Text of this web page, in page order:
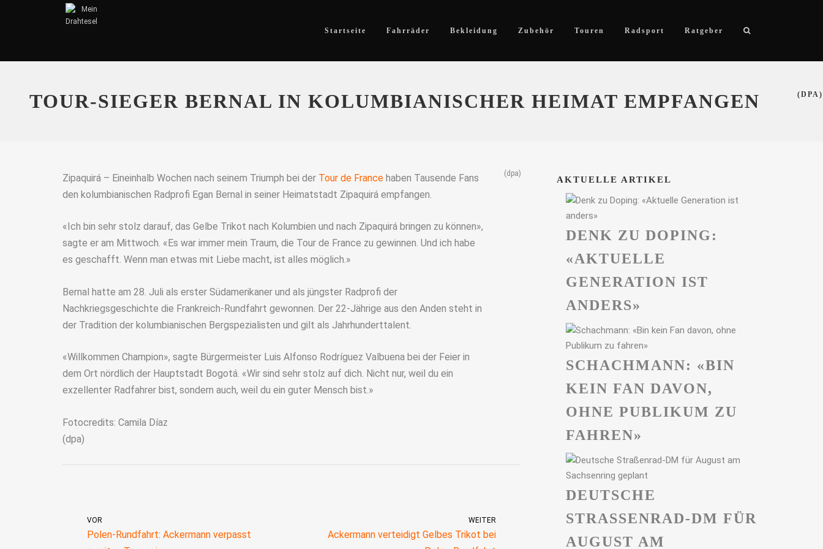
Startseite Fahrräder Bekleidung Zubehör Touren Radsport Ratgeber
TOUR-SIEGER BERNAL IN KOLUMBIANISCHER HEIMAT EMPFANGEN (DPA)
Zipaquirá – Eineinhalb Wochen nach seinem Triumph bei der Tour de France haben Tausende Fans
den kolumbianischen Radprofi Egan Bernal in seiner Heimatstadt Zipaquirá empfangen.
«Ich bin sehr stolz darauf, das Gelbe Trikot nach Kolumbien und nach Zipaquirá bringen zu können»,
sagte er am Mittwoch. «Es war immer mein Traum, die Tour de France zu gewinnen. Und ich habe
es geschafft. Wenn man etwas mit Liebe macht, ist alles möglich.»
Bernal hatte am 28. Juli als erster Südamerikaner und als jüngster Radprofi der
Nachkriegsgeschichte die Frankreich-Rundfahrt gewonnen. Der 22-Jährige aus den Anden steht in
der Tradition der kolumbianischen Bergspezialisten und gilt als Jahrhunderttalent.
«Willkommen Champion», sagte Bürgermeister Luis Alfonso Rodríguez Valbuena bei der Feier in
dem Ort nördlich der Hauptstadt Bogotá. «Wir sind sehr stolz auf dich. Nicht nur, weil du ein
exzellenter Radfahrer bist, sondern auch, weil du ein guter Mensch bist.»
Fotocredits: Camila Díaz
(dpa)
(dpa)
VOR
Polen-Rundfahrt: Ackermann verpasst
WEITER
Ackermann verteidigt Gelbes Trikot bei
AKTUELLE ARTIKEL
DENK ZU DOPING:
«AKTUELLE
GENERATION IST
ANDERS»
SCHACHMANN: «BIN
KEIN FAN DAVON,
OHNE PUBLIKUM ZU
FAHREN»
DEUTSCHE
STRASSENRAD-DM FÜR A
UGUST AM S